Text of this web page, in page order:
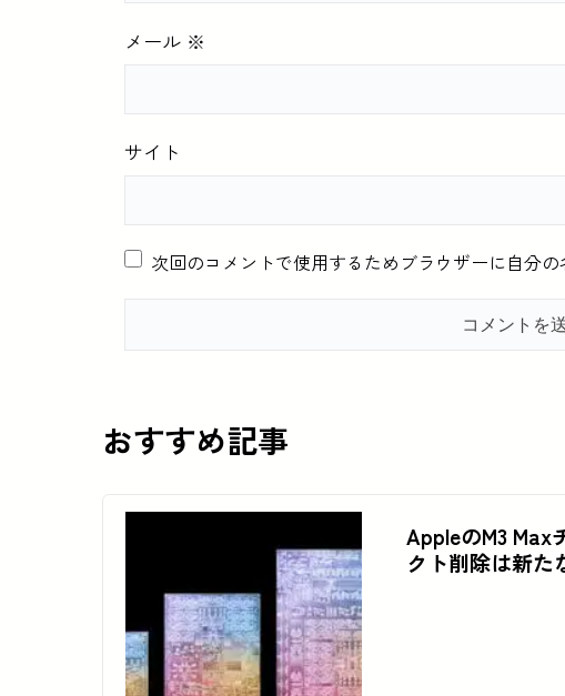
メール ※
サイト
次回のコメントで使用するためブラウザーに自分
おすすめ記事
AppleのM3 Max
クト削除は新た